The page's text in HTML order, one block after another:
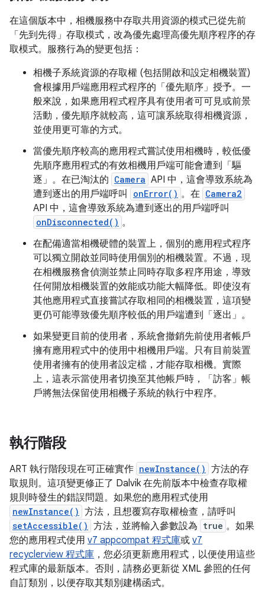
在這個版本中，相機服務中存取共用資源的模式已從先前
「先到先得」存取模式，改為優先處理高優先順序程序的存
取模式。服務行為的變更包括：
相機子系統資源的存取權 (包括開啟和設定相機裝置)
會根據用戶端應用程式程序的「優先順序」授予。一
般來說，如果應用程式程序具有使用者可可見或前景
活動，優先順序就較高，這可讓系統取得相機資源，
並使用更可靠的方式。
當優先順序較高的應用程式嘗試使用相機時，較低優
先順序應用程式的有效相機用戶端可能會遭到「驅
逐」。在已淘汰的 Camera API 中，這會導致系統為
遭到逐出的用戶端呼叫
onError() 。在 Camera2
API 中，這會導致系統為遭到逐出的用戶端呼叫
onDisconnected() 。
在配備適當相機硬體的裝置上，個別的應用程式程序
可以獨立開啟並同時使用個別的相機裝置。不過，現
在相機服務會偵測並禁止同時存取多程序用途，導致
任何開放相機裝置的效能或功能大幅降低。即使沒有
其他應用程式直接嘗試存取相同的相機裝置，這項變
更仍可能導致優先順序較低的用戶端遭到「逐出」。
如果變更目前的使用者，系統會撤銷先前使用者帳戶
擁有應用程式中的使用中相機用戶端。只有目前裝置
使用者擁有的使用者設定檔，才能存取相機。實際
上，這表示當使用者切換至其他帳戶時，「訪客」帳
戶將無法保留使用相機子系統的執行中程序。
執行階段
ART 執行階段現在可正確實作 newInstance() 方法的存
取規則。這項變更修正了 Dalvik 在先前版本中檢查存取權
規則時發生的錯誤問題。如果您的應用程式使用
newInstance() 方法，且想覆寫存取權檢查，請呼叫
setAccessible() 方法，並將輸入參數設為 true 。如果
您的應用程式使用 v7 appcompat 程式庫或 v7
recyclerview 程式庫 ，您必須更新應用程式，以便使用這些
程式庫的最新版本。否則，請務必更新從 XML 參照的任何
自訂類別，以便存取其類別建構函式。